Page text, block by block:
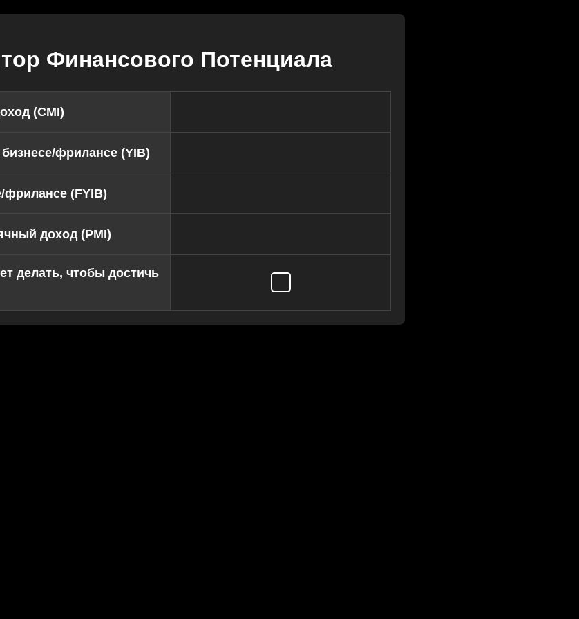
Финансового Потенциала
(CMI)
фрилансе (YIB)
(FYIB)
доход (PMI)
делать, чтобы достичь